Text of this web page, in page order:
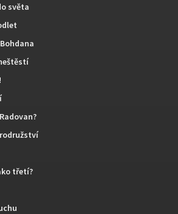
světa
třetí?